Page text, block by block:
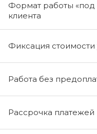
Формат работы «под
клиента
Фиксация стоимости
Работа без
Рассрочка платежей